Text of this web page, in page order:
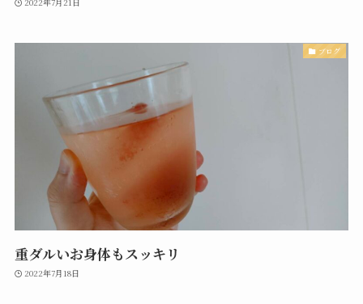
ブログ
重ダルいお身体もスッキリ
2022年7月18日